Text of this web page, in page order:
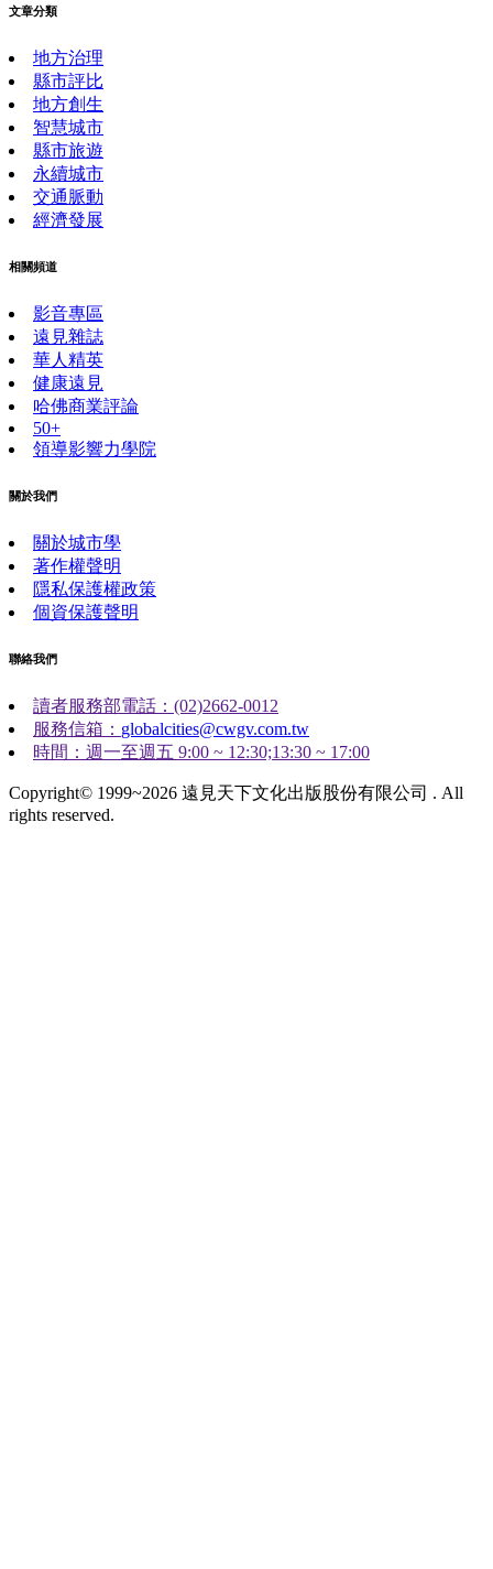
文章分類
地方治理
縣市評比
地方創生
智慧城市
縣市旅遊
永續城市
交通脈動
經濟發展
相關頻道
影音專區
遠見雜誌
華人精英
健康遠見
哈佛商業評論
50+
領導影響力學院
關於我們
關於城市學
著作權聲明
隱私保護權政策
個資保護聲明
聯絡我們
讀者服務部電話：(02)2662-0012
服務信箱： globalcities@cwgv.com.tw
時間：週一至週五 9:00 ~ 12:30;13:30 ~ 17:00
Copyright© 1999~2026 遠見天下文化出版股份有限公司 . All
rights reserved.